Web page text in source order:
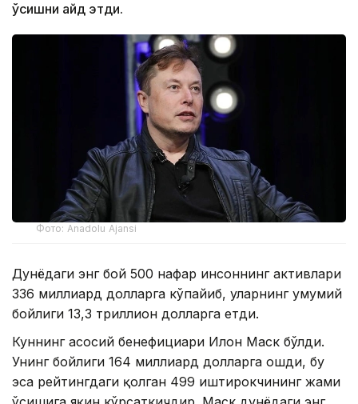
ўсишни қайд этди.
Фото: Anadolu Ajansi
Дунёдаги энг бой 500 нафар инсоннинг активлари
336 миллиард долларга кўпайиб, уларнинг умумий
бойлиги 13,3 триллион долларга етди.
Куннинг асосий бенефициари Илон Маск бўлди.
Унинг бойлиги 164 миллиард долларга ошди, бу
эса рейтингдаги қолган 499 иштирокчининг жами